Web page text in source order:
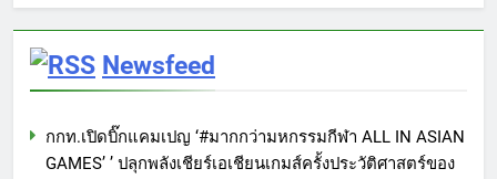
Newsfeed
กกท.เปิดบิ๊กแคมเปญ ‘#มากกว่ามหกรรมกีฬา ALL IN ASIAN
GAMES’ ’ ปลุกพลังเชียร์เอเชียนเกมส์ครั้งประวัติศาสตร์ของ